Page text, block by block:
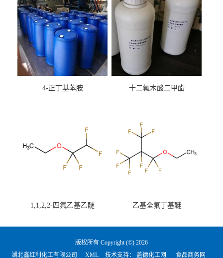
4-正丁基苯胺 十二氟木酸二甲酯
1,1,2,2-四氟乙基乙醚 乙基全氟丁基醚
版权所有 Copyright (©) 2026
湖北鑫红利化工有限公司
XML 技术支持： 盖德化工网 食品商务网